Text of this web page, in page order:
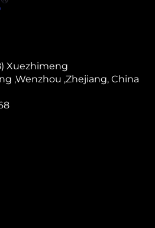
Xuezhimeng
,Wenzhou ,Zhejiang, China